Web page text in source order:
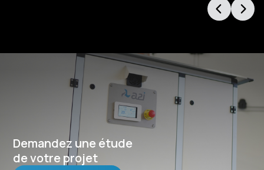
Demandez une étude
de votre projet